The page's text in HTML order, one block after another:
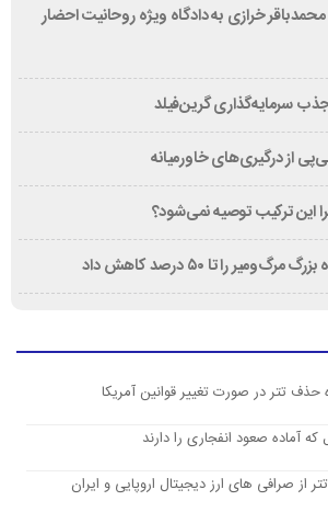
خرازی به دادگاه ویژه روحانیت احضار
سرمایه‌گذاری گرین‌فیلد
از درگیری‌های خاورمیانه
این ترکیب توصیه نمی‌شود؟
را تا ۵۰ درصد کاهش داد
تتر در صورت تغییر قوانین آمریکا
که آماده صعود انفجاری را دارند
از صرافی های ارز دیجیتال اروپایی و ایران